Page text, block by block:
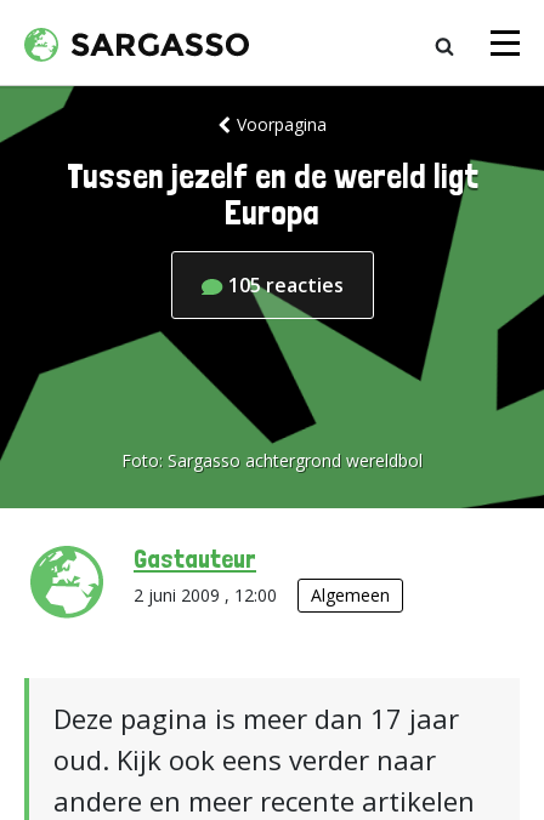
Voorpagina
Tussen jezelf en de wereld ligt
Europa
105reacties
Foto: Sargasso achtergrond wereldbol
Gastauteur
2 juni 2009 , 12:00 Algemeen
Deze pagina is meer dan 17 jaar
oud. Kijk ook eens verder naar
andere en meer recente artikelen